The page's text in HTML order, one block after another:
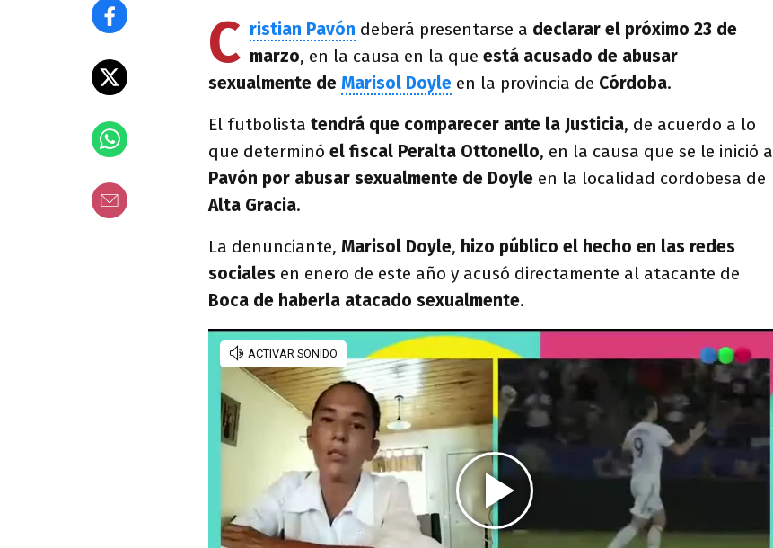
C ristian Pavón deberá presentarse a declarar el próximo 23 de
marzo, en la causa en la que está acusado de abusar
sexualmente de Marisol Doyle en la provincia de Córdoba.
El futbolista tendrá que comparecer ante la Justicia, de acuerdo a lo
que determinó el fiscal Peralta Ottonello, en la causa que se le inició a
Pavón por abusar sexualmente de Doyle en la localidad cordobesa de
Alta Gracia.
La denunciante, Marisol Doyle, hizo público el hecho en las redes
sociales en enero de este año y acusó directamente al atacante de
Boca de haberla atacado sexualmente.